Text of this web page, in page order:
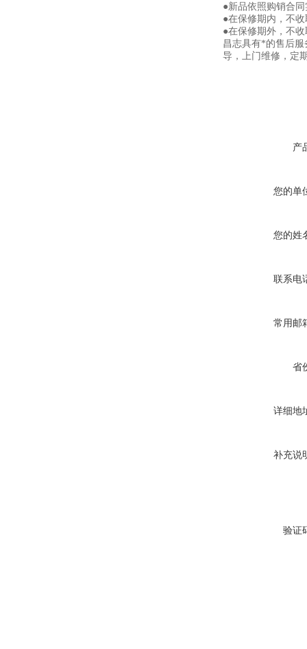
●新品依照购销合
●在保修期内，不
●在保修期外，不
昌志具有*的售后
导，上门维修，定
产
您的单
您的姓
联系电
常用邮
省
详细地
补充说
验证